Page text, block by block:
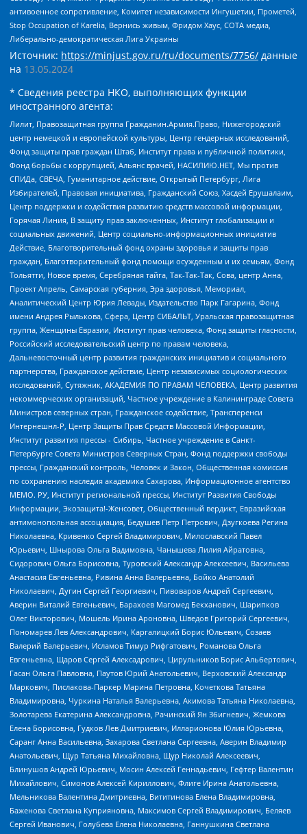
антивоенное сопротивление, Комитет независимости Ингушетии, Прометей,
Stop Occupation of Karelia, Вернись живым, Фридом Хаус, СОТА медиа,
Либерально-демократическая Лига Украины
Источник: https://minjust.gov.ru/ru/documents/7756/ данные
на 13.05.2024
* Сведения реестра НКО, выполняющих функции
иностранного агента:
Лилит, Правозащитная группа Гражданин.Армия.Право, Нижегородский
центр немецкой и европейской культуры, Центр гендерных исследований,
Фонд защиты прав граждан Штаб, Институт права и публичной политики,
Фонд борьбы с коррупцией, Альянс врачей, НАСИЛИЮ.НЕТ, Мы против
СПИДа, СВЕЧА, Гуманитарное действие, Открытый Петербург, Лига
Избирателей, Правовая инициатива, Гражданский Союз, Хасдей Ерушалаим,
Центр поддержки и содействия развитию средств массовой информации,
Горячая Линия, В защиту прав заключенных, Институт глобализации и
социальных движений, Центр социально-информационных инициатив
Действие, Благотворительный фонд охраны здоровья и защиты прав
граждан, Благотворительный фонд помощи осужденным и их семьям, Фонд
Тольятти, Новое время, Серебряная тайга, Так-Так-Так, Сова, центр Анна,
Проект Апрель, Самарская губерния, Эра здоровья, Мемориал,
Аналитический Центр Юрия Левады, Издательство Парк Гагарина, Фонд
имени Андрея Рылькова, Сфера, Центр СИБАЛЬТ, Уральская правозащитная
группа, Женщины Евразии, Институт прав человека, Фонд защиты гласности,
Российский исследовательский центр по правам человека,
Дальневосточный центр развития гражданских инициатив и социального
партнерства, Гражданское действие, Центр независимых социологических
исследований, Сутяжник, АКАДЕМИЯ ПО ПРАВАМ ЧЕЛОВЕКА, Центр развития
некоммерческих организаций, Частное учреждение в Калининграде Совета
Министров северных стран, Гражданское содействие, Трансперенси
Интернешнл-Р, Центр Защиты Прав Средств Массовой Информации,
Институт развития прессы - Сибирь, Частное учреждение в Санкт-
Петербурге Совета Министров Северных Стран, Фонд поддержки свободы
прессы, Гражданский контроль, Человек и Закон, Общественная комиссия
по сохранению наследия академика Сахарова, Информационное агентство
МЕМО. РУ, Институт региональной прессы, Институт Развития Свободы
Информации, Экозащита!-Женсовет, Общественный вердикт, Евразийская
антимонопольная ассоциация, Бедушев Петр Петрович, Дзугкоева Регина
Николаевна, Кривенко Сергей Владимирович, Милославский Павел
Юрьевич, Шнырова Ольга Вадимовна, Чанышева Лилия Айратовна,
Сидорович Ольга Борисовна, Туровский Александр Алексеевич, Васильева
Анастасия Евгеньевна, Ривина Анна Валерьевна, Бойко Анатолий
Николаевич, Дугин Сергей Георгиевич, Пивоваров Андрей Сергеевич,
Аверин Виталий Евгеньевич, Барахоев Магомед Бекханович, Шарипков
Олег Викторович, Мошель Ирина Ароновна, Шведов Григорий Сергеевич,
Пономарев Лев Александрович, Каргалицкий Борис Юльевич, Созаев
Валерий Валерьевич, Исламов Тимур Рифгатович, Романова Ольга
Евгеньевна, Щаров Сергей Алексадрович, Цирульников Борис Альбертович,
Гасан Ольга Павловна, Паутов Юрий Анатольевич, Верховский Александр
Маркович, Пислакова-Паркер Марина Петровна, Кочеткова Татьяна
Владимировна, Чуркина Наталья Валерьевна, Акимова Татьяна Николаевна,
Золотарева Екатерина Александровна, Рачинский Ян Збигневич, Жемкова
Елена Борисовна, Гудков Лев Дмитриевич, Илларионова Юлия Юрьевна,
Саранг Анна Васильевна, Захарова Светлана Сергеевна, Аверин Владимир
Анатольевич, Щур Татьяна Михайловна, Щур Николай Алексеевич,
Блинушов Андрей Юрьевич, Мосин Алексей Геннадьевич, Гефтер Валентин
Михайлович, Симонов Алексей Кириллович, Флиге Ирина Анатольевна,
Мельникова Валентина Дмитриевна, Вититинова Елена Владимировна,
Баженова Светлана Куприяновна, Максимов Сергей Владимирович, Беляев
Сергей Иванович, Голубева Елена Николаевна, Ганнушкина Светлана